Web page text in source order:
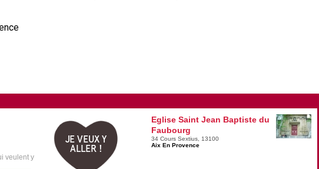
veulent y
JE VEUX Y
ALLER !
Eglise Saint Jean Baptiste du
Faubourg
34 Cours Sextius, 13100
Aix En Provence